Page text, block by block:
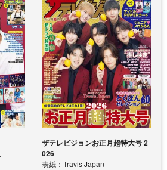
ザテレビジョンお正月超特大号 2
026
表紙：Travis Japan